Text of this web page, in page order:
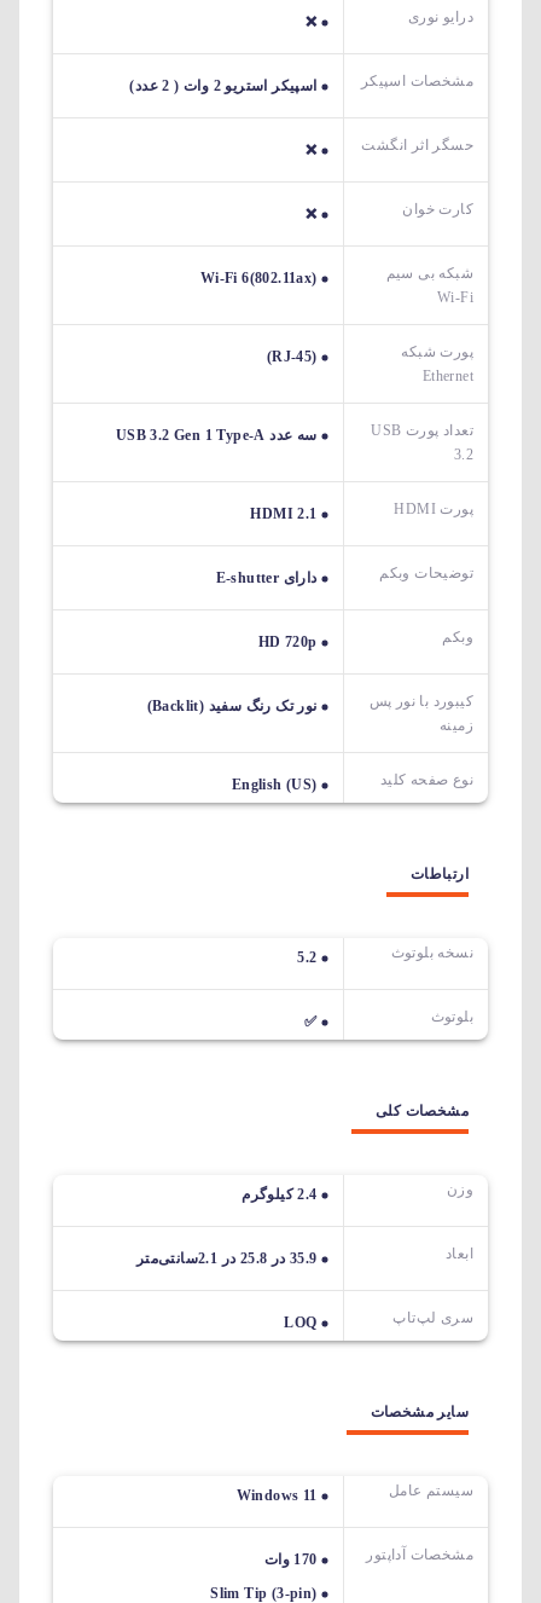
درایو نوری ❌
مشخصات اسپیکر اسپیکر استریو 2 وات ( 2 عدد)
حسگر اثر انگشت ❌
کارت خوان ❌
شبکه بی سیم
Wi-Fi
Wi-Fi 6(802.11ax)
پورت شبکه
Ethernet
(RJ-45)
تعداد پورت USB
3.2
سه عدد USB 3.2 Gen 1 Type-A
پورت HDMI HDMI 2.1
توضیحات وبکم دارای E-shutter
وبکم HD 720p
کیبورد با نور پس
زمینه
نور تک رنگ سفید (Backlit)
نوع صفحه کلید English (US)
ارتباطات
نسخه بلوتوث 5.2
بلوتوث ✅
مشخصات کلی
وزن 2.4 کیلوگرم
ابعاد 35.9 در 25.8 در 2.1سانتی‌متر
سری لپ‌تاپ LOQ
سایر مشخصات
سیستم عامل Windows 11
مشخصات آداپتور
170 وات
Slim Tip (3-pin)